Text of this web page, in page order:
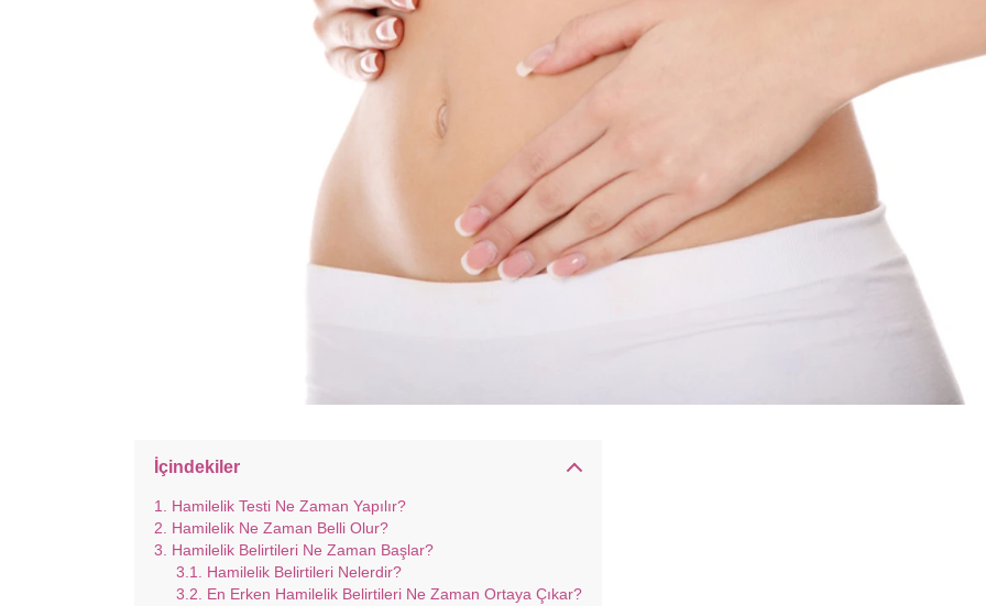
İçindekiler
Hamilelik Testi Ne Zaman Yapılır?
Hamilelik Ne Zaman Belli Olur?
Hamilelik Belirtileri Ne Zaman Başlar?
Hamilelik Belirtileri Nelerdir?
En Erken Hamilelik Belirtileri Ne Zaman Ortaya Çıkar?